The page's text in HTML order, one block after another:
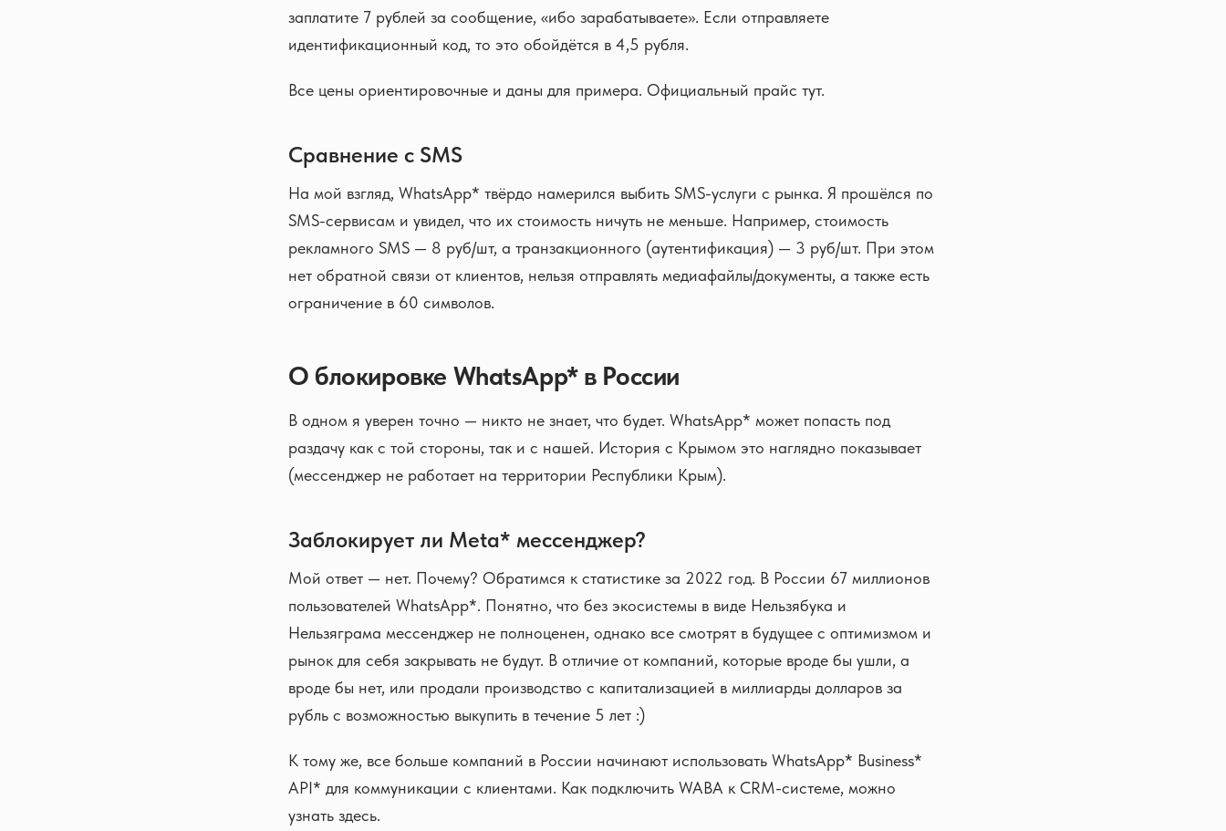
заплатите 7 рублей за сообщение, «ибо зарабатываете». Если отправляете
идентификационный код, то это обойдётся в 4,5 рубля.
Все цены ориентировочные и даны для примера. Официальный прайс тут.
Сравнение с SMS
На мой взгляд, WhatsApp* твёрдо намерился выбить SMS-услуги с рынка. Я прошёлся по
SMS-сервисам и увидел, что их стоимость ничуть не меньше. Например, стоимость
рекламного SMS — 8 руб/шт, а транзакционного (аутентификация) — 3 руб/шт. При этом
нет обратной связи от клиентов, нельзя отправлять медиафайлы/документы, а также есть
ограничение в 60 символов.
О блокировке WhatsApp* в России
В одном я уверен точно — никто не знает, что будет. WhatsApp* может попасть под
раздачу как с той стороны, так и с нашей. История с Крымом это наглядно показывает
(мессенджер не работает на территории Республики Крым).
Заблокирует ли Meta* мессенджер?
Мой ответ — нет. Почему? Обратимся к статистике за 2022 год. В России 67 миллионов
пользователей WhatsApp*. Понятно, что без экосистемы в виде Нельзябука и
Нельзяграма мессенджер не полноценен, однако все смотрят в будущее с оптимизмом и
рынок для себя закрывать не будут. В отличие от компаний, которые вроде бы ушли, а
вроде бы нет, или продали производство с капитализацией в миллиарды долларов за
рубль с возможностью выкупить в течение 5 лет :)
К тому же, все больше компаний в России начинают использовать WhatsApp* Business*
API* для коммуникации с клиентами. Как подключить WABA к CRM-системе, можно
узнать здесь.